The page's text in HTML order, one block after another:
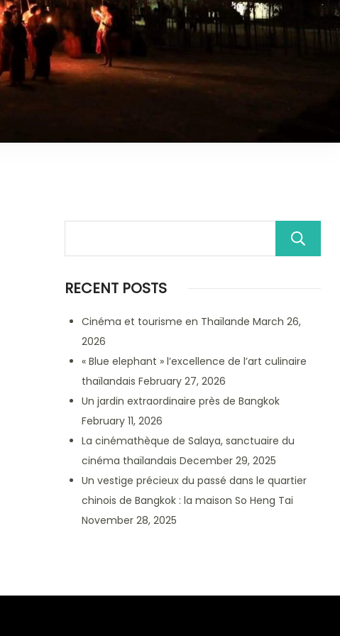
RECENT POSTS
Cinéma et tourisme en Thaïlande March 26,
2026
« Blue elephant » l’excellence de l’art culinaire
thaïlandais February 27, 2026
Un jardin extraordinaire près de Bangkok
February 11, 2026
La cinémathèque de Salaya, sanctuaire du
cinéma thaïlandais December 29, 2025
Un vestige précieux du passé dans le quartier
chinois de Bangkok : la maison So Heng Tai
November 28, 2025